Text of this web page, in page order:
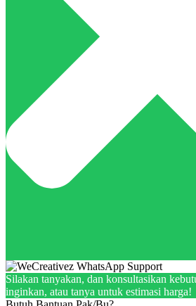
Silakan tanyakan, dan konsultasikan
inginkan, atau tanya untuk estimasi harga!